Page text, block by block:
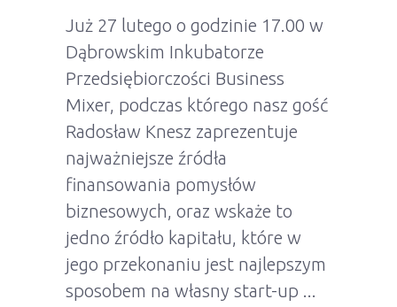
Już 27 lutego o godzinie 17.00 w
Dąbrowskim Inkubatorze
Przedsiębiorczości Business
Mixer, podczas którego nasz gość
Radosław Knesz zaprezentuje
najważniejsze źródła
finansowania pomysłów
biznesowych, oraz wskaże to
jedno źródło kapitału, które w
jego przekonaniu jest najlepszym
sposobem na własny start-up